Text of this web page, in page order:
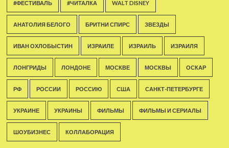
#ФЕСТИВАЛЬ #ЧИТАЛКА WALT DISNEY
АНАТОЛИЯ БЕЛОГО БРИТНИ СПИРС ЗВЕЗДЫ
ИВАН ОХЛОБЫСТИН ИЗРАИЛЕ ИЗРАИЛЬ ИЗРАИЛЯ
ЛОНГРИДЫ ЛОНДОНЕ МОСКВЕ МОСКВЫ ОСКАР
РФ РОССИИ РОССИЮ США САНКТ-ПЕТЕРБУРГЕ
УКРАИНЕ УКРАИНЫ ФИЛЬМЫ ФИЛЬМЫ И СЕРИАЛЫ
ШОУБИЗНЕС КОЛЛАБОРАЦИЯ